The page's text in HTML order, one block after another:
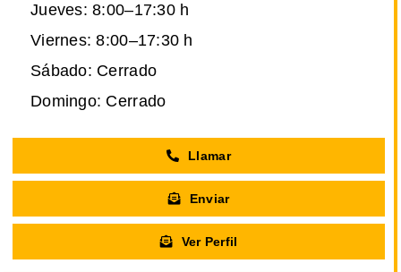
Jueves: 8:00–17:30 h
Viernes: 8:00–17:30 h
Sábado: Cerrado
Domingo: Cerrado
Llamar
Enviar
Ver Perfil